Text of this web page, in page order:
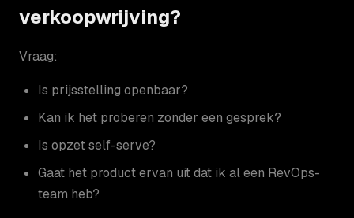
verkoopwrijving?
Vraag:
Is prijsstelling openbaar?
Kan ik het proberen zonder een gesprek?
Is opzet self-serve?
Gaat het product ervan uit dat ik al een RevOps-
team heb?